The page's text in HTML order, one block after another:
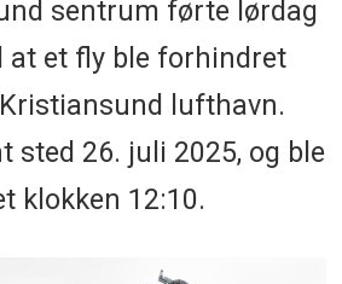
sentrum førte lørdag
at et fly ble forhindret
lufthavn.
sted 26. juli 2025, og ble
klokken 12:10.